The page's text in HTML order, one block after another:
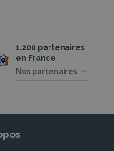
funéraires
guider à chaque étape.
un large choix de
1.200 partenaires
en France
Nos partenaires